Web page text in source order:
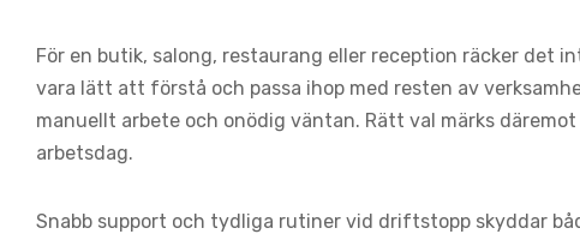
För en butik, salong, restaurang eller reception räcker det
vara lätt att förstå och passa ihop med resten av
manuellt arbete och onödig väntan. Rätt val märks
arbetsdag.
Snabb support och tydliga rutiner vid driftstopp skyddar